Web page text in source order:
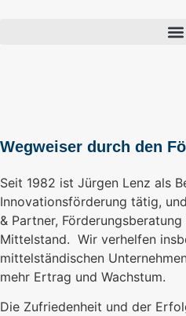
Wegweiser durch den
Seit 1982 ist Jürgen Lenz als
Innovationsförderung tätig,
& Partner,
Mittelstand. Wir verhelfen
mittelständischen
mehr Ertrag und Wachstum.
Die Zufriedenheit und der